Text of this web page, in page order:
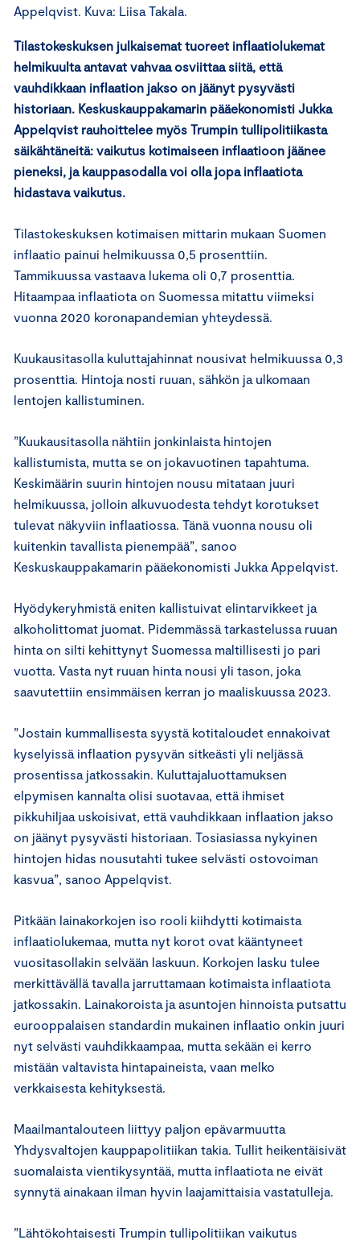
Appelqvist. Kuva: Liisa Takala.
Tilastokeskuksen julkaisemat tuoreet inflaatiolukemat
helmikuulta antavat vahvaa osviittaa siitä, että
vauhdikkaan inflaation jakso on jäänyt pysyvästi
historiaan. Keskuskauppakamarin pääekonomisti Jukka
Appelqvist rauhoittelee myös Trumpin tullipolitiikasta
säikähtäneitä: vaikutus kotimaiseen inflaatioon jäänee
pieneksi, ja kauppasodalla voi olla jopa inflaatiota
hidastava vaikutus.
Tilastokeskuksen kotimaisen mittarin mukaan Suomen
inflaatio painui helmikuussa 0,5 prosenttiin.
Tammikuussa vastaava lukema oli 0,7 prosenttia.
Hitaampaa inflaatiota on Suomessa mitattu viimeksi
vuonna 2020 koronapandemian yhteydessä.
Kuukausitasolla kuluttajahinnat nousivat helmikuussa 0,3
prosenttia. Hintoja nosti ruuan, sähkön ja ulkomaan
lentojen kallistuminen.
”Kuukausitasolla nähtiin jonkinlaista hintojen
kallistumista, mutta se on jokavuotinen tapahtuma.
Keskimäärin suurin hintojen nousu mitataan juuri
helmikuussa, jolloin alkuvuodesta tehdyt korotukset
tulevat näkyviin inflaatiossa. Tänä vuonna nousu oli
kuitenkin tavallista pienempää”, sanoo
Keskuskauppakamarin pääekonomisti Jukka Appelqvist.
Hyödykeryhmistä eniten kallistuivat elintarvikkeet ja
alkoholittomat juomat. Pidemmässä tarkastelussa ruuan
hinta on silti kehittynyt Suomessa maltillisesti jo pari
vuotta. Vasta nyt ruuan hinta nousi yli tason, joka
saavutettiin ensimmäisen kerran jo maaliskuussa 2023.
”Jostain kummallisesta syystä kotitaloudet ennakoivat
kyselyissä inflaation pysyvän sitkeästi yli neljässä
prosentissa jatkossakin. Kuluttajaluottamuksen
elpymisen kannalta olisi suotavaa, että ihmiset
pikkuhiljaa uskoisivat, että vauhdikkaan inflaation jakso
on jäänyt pysyvästi historiaan. Tosiasiassa nykyinen
hintojen hidas nousutahti tukee selvästi ostovoiman
kasvua”, sanoo Appelqvist.
Pitkään lainakorkojen iso rooli kiihdytti kotimaista
inflaatiolukemaa, mutta nyt korot ovat kääntyneet
vuositasollakin selvään laskuun. Korkojen lasku tulee
merkittävällä tavalla jarruttamaan kotimaista inflaatiota
jatkossakin. Lainakoroista ja asuntojen hinnoista putsattu
eurooppalaisen standardin mukainen inflaatio onkin juuri
nyt selvästi vauhdikkaampaa, mutta sekään ei kerro
mistään valtavista hintapaineista, vaan melko
verkkaisesta kehityksestä.
Maailmantalouteen liittyy paljon epävarmuutta
Yhdysvaltojen kauppapolitiikan takia. Tullit heikentäisivät
suomalaista vientikysyntää, mutta inflaatiota ne eivät
synnytä ainakaan ilman hyvin laajamittaisia vastatulleja.
”Lähtökohtaisesti Trumpin tullipolitiikan vaikutus